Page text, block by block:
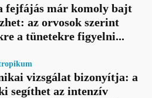
fejfájás már komoly bajt
az orvosok szerint
a tünetekre figyelni...
vizsgálat bizonyítja: a
segíthet az intenzív